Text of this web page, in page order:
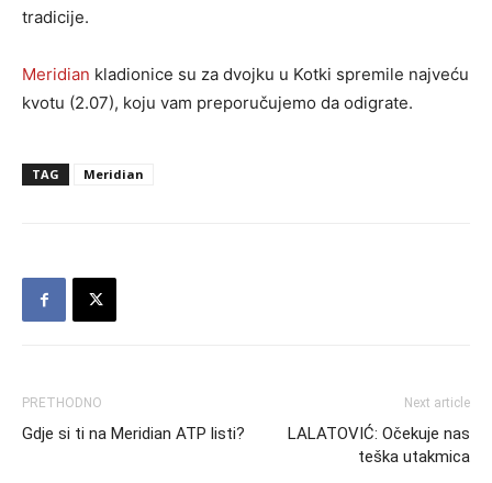
tradicije.
Meridian kladionice su za dvojku u Kotki spremile najveću
kvotu (2.07), koju vam preporučujemo da odigrate.
TAG Meridian
PRETHODNO
Gdje si ti na Meridian ATP listi?
Next article
LALATOVIĆ: Očekuje nas
teška utakmica